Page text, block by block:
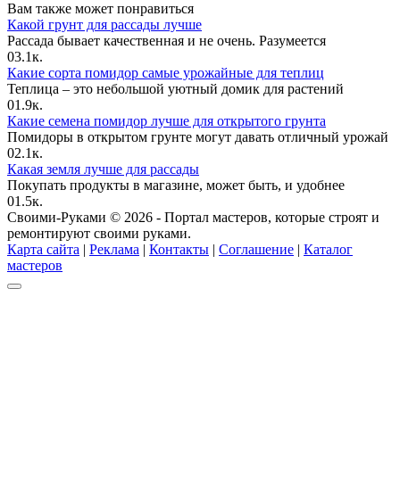
Вам также может понравиться
Какой грунт для рассады лучше
Рассада бывает качественная и не очень. Разумеется
03.1к.
Какие сорта помидор самые урожайные для теплиц
Теплица – это небольшой уютный домик для растений
01.9к.
Какие семена помидор лучше для открытого грунта
Помидоры в открытом грунте могут давать отличный урожай
02.1к.
Какая земля лучше для рассады
Покупать продукты в магазине, может быть, и удобнее
01.5к.
Своими-Руками © 2026 - Портал мастеров, которые строят и
ремонтируют своими руками.
Карта сайта | Реклама | Контакты | Соглашение | Каталог
мастеров